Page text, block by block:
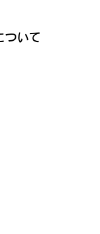
ついて